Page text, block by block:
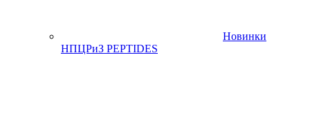
Новинки
НПЦРиЗ PEPTIDES